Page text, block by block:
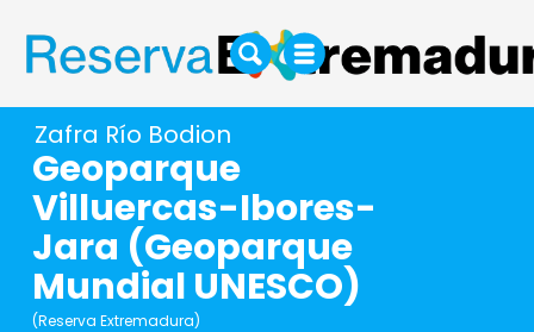
Zafra Río Bodion
Geoparque
Villuercas-Ibores-
Jara (Geoparque
Mundial UNESCO)
(Reserva Extremadura)